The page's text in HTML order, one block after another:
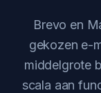
Brevo en
gekozen e-
middelgrote
scala aan